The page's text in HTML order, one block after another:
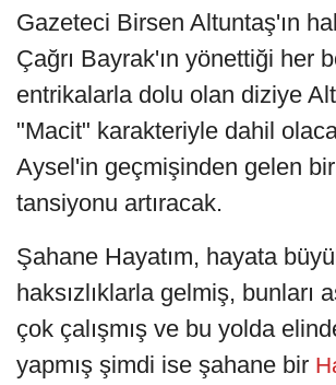
Gazeteci Birsen Altuntaş'ın
Çağrı Bayrak'ın yönettiği her
entrikalarla dolu olan diziye
"Macit" karakteriyle dahil
Aysel'in geçmişinden gelen
tansiyonu artıracak.
Şahane Hayatım, hayata
haksızlıklarla gelmiş, bunları
çok çalışmış ve bu yolda
yapmış şimdi ise şahane bir